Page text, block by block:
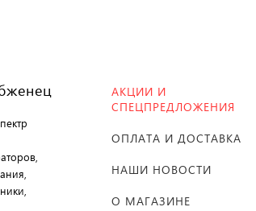
АКЦИИ И
СПЕЦПРЕДЛОЖЕНИЯ
ОПЛАТА И ДОСТАВКА
НАШИ НОВОСТИ
О МАГАЗИНЕ